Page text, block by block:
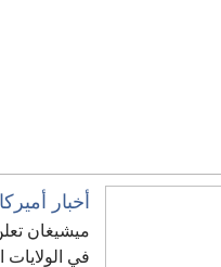
أخبار أميركا
ميشيغان
في